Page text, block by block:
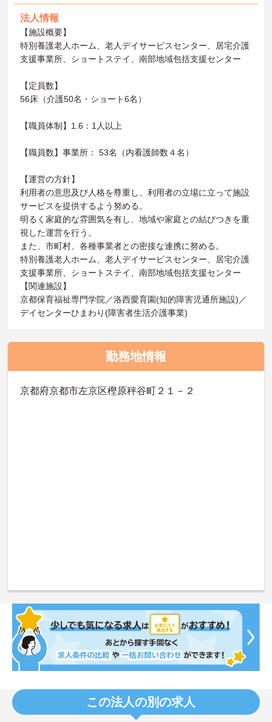
法人情報
【施設概要】
特別養護老人ホーム、老人デイサービスセンター、居宅介護
支援事業所、ショートステイ、南部地域包括支援センター
【定員数】
56床（介護50名・ショート6名）
【職員体制】1.6：1人以上
【職員数】事業所： 53名（内看護師数４名）
【運営の方針】
利用者の意思及び人格を尊重し、利用者の立場に立って施設
サービスを提供するよう努める。
明るく家庭的な雰囲気を有し、地域や家庭との結びつきを重
視した運営を行う。
また、市町村、各種事業者との密接な連携に努める。
特別養護老人ホーム、老人デイサービスセンター、居宅介護
支援事業所、ショートステイ、南部地域包括支援センター
【関連施設】
京都保育福祉専門学院／洛西愛育園(知的障害児通所施設)／
デイセンターひまわり(障害者生活介護事業)
勤務地情報
京都府京都市左京区樫原秤谷町２１－２
この法人の別の求人